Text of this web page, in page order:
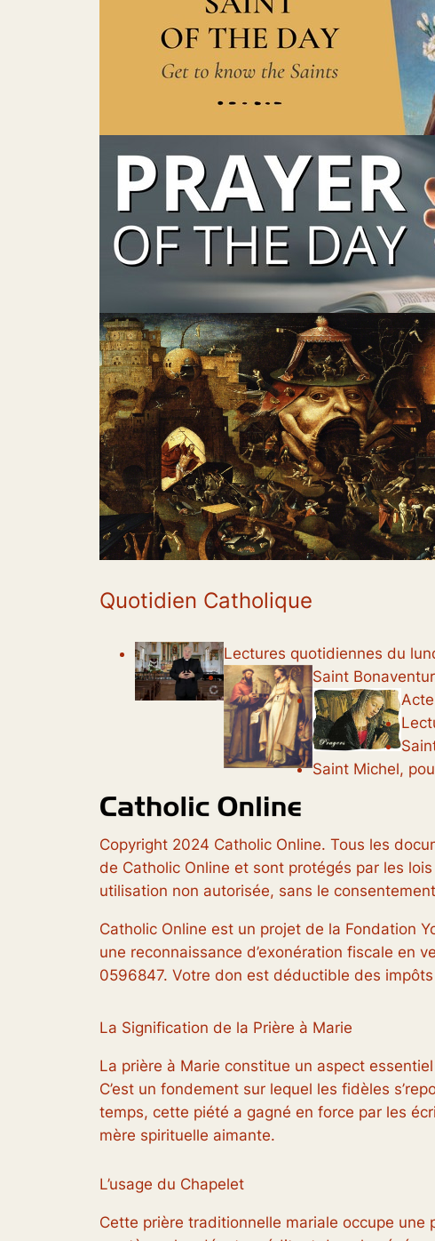
Quotidien Catholique
Lectures quotidiennes du
Saint
Saint Michel,
Copyright 2024 Catholic Online. Tous les
de Catholic Online et sont protégés par les
utilisation non autorisée, sans le
Catholic Online est un projet de la Fondation
une reconnaissance d’exonération fiscale en
0596847. Votre don est déductible des
La Signification de la Prière à Marie
La prière à Marie constitue un aspect
C’est un fondement sur lequel les fidèles
temps, cette piété a gagné en force par les
mère spirituelle aimante.
L’usage du Chapelet
Cette prière traditionnelle mariale occupe